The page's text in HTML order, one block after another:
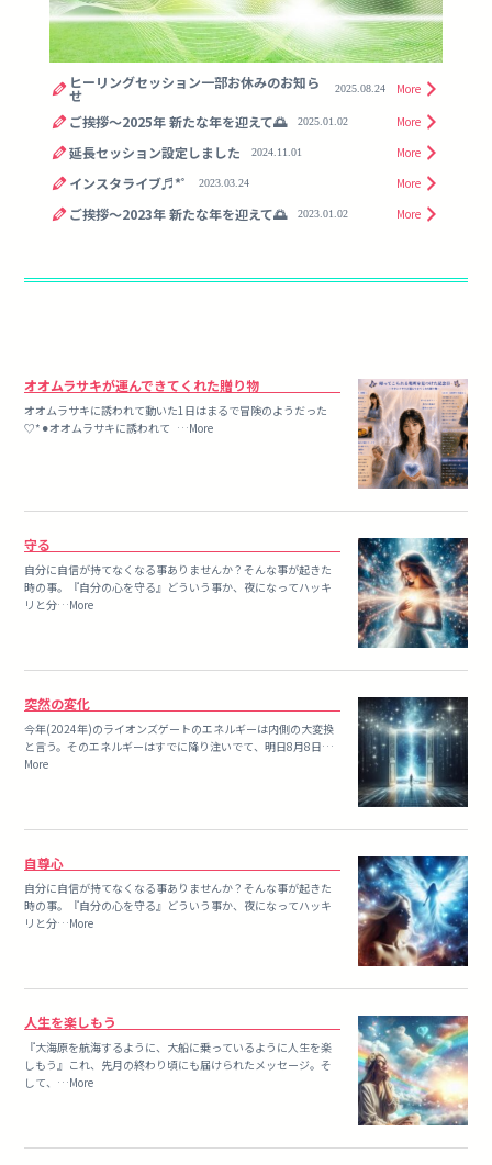
ヒーリングセッション一部お休みのお知ら
せ 2025.08.24 More
ご挨拶〜2025年 新たな年を迎えて🌅 2025.01.02 More
延長セッション設定しました 2024.11.01 More
インスタライブ♬*ﾟ 2023.03.24 More
ご挨拶〜2023年 新たな年を迎えて🌅 2023.01.02 More
オオムラサキが運んできてくれた贈り物
オオムラサキに誘われて動いた1日はまるで冒険のようだった
♡*⚫︎オオムラサキに誘われて …More
守る
自分に自信が持てなくなる事ありませんか？そんな事が起きた
時の事。『自分の心を守る』どういう事か、夜になってハッキ
リと分…More
突然の変化
今年(2024年)のライオンズゲートのエネルギーは内側の大変換
と言う。そのエネルギーはすでに降り注いでて、明日8月8日…
More
自尊心
自分に自信が持てなくなる事ありませんか？そんな事が起きた
時の事。『自分の心を守る』どういう事か、夜になってハッキ
リと分…More
人生を楽しもう
『大海原を航海するように、大船に乗っているように人生を楽
しもう』これ、先月の終わり頃にも届けられたメッセージ。そ
して、…More